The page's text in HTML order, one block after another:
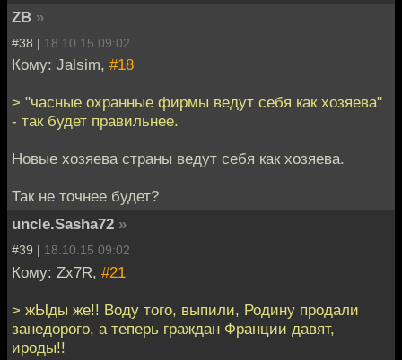
ZB »
#38 | 18.10.15 09:02
Кому: Jalsim, #18
> "часные охранные фирмы ведут себя как хозяева"
- так будет правильнее.
Новые хозяева страны ведут себя как хозяева.
Так не точнее будет?
uncle.Sasha72 »
#39 | 18.10.15 09:02
Кому: Zx7R, #21
> жЫды же!! Воду того, выпили, Родину продали
занедорого, а теперь граждан Франции давят,
ироды!!